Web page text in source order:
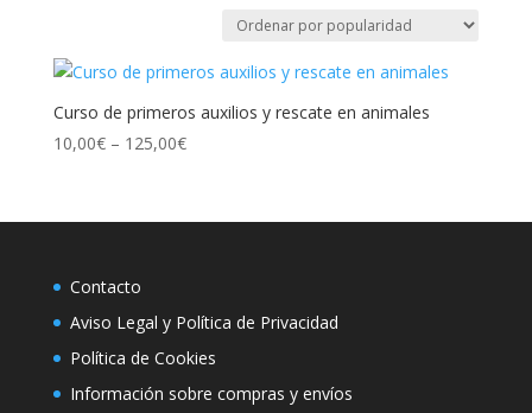
Curso de primeros auxilios y rescate en animales
10,00€– 125,00€
Contacto
Aviso Legal y Política de Privacidad
Política de Cookies
Información sobre compras y envíos